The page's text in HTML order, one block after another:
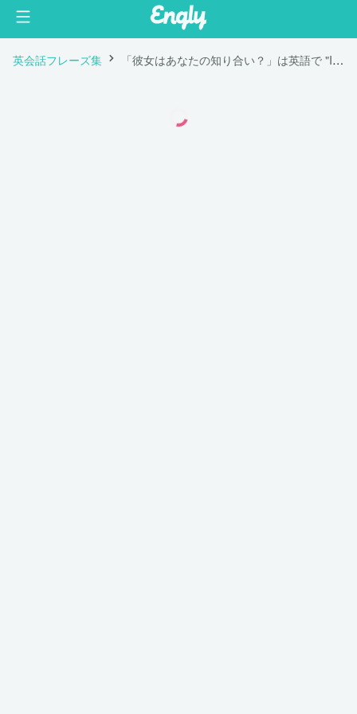
英会話フレーズ集 「彼女はあなたの知り合い？」は英語で "Is she your acquaintance?"